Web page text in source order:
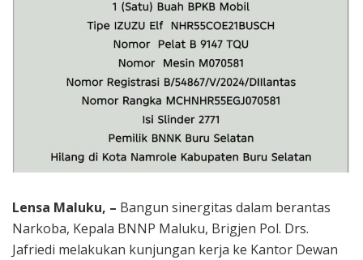
Lensa Maluku, – Bangun sinergitas dalam berantas
Narkoba, Kepala BNNP Maluku, Brigjen Pol. Drs.
Jafriedi melakukan kunjungan kerja ke Kantor Dewan